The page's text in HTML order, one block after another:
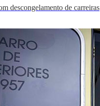
descongelamento de carreiras